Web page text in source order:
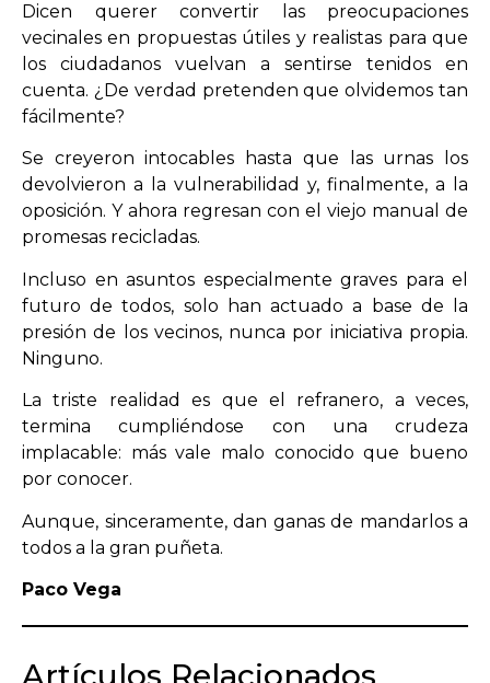
Dicen querer convertir las preocupaciones
vecinales en propuestas útiles y realistas para que
los ciudadanos vuelvan a sentirse tenidos en
cuenta. ¿De verdad pretenden que olvidemos tan
fácilmente?
Se creyeron intocables hasta que las urnas los
devolvieron a la vulnerabilidad y, finalmente, a la
oposición. Y ahora regresan con el viejo manual de
promesas recicladas.
Incluso en asuntos especialmente graves para el
futuro de todos, solo han actuado a base de la
presión de los vecinos, nunca por iniciativa propia.
Ninguno.
La triste realidad es que el refranero, a veces,
termina cumpliéndose con una crudeza
implacable: más vale malo conocido que bueno
por conocer.
Aunque, sinceramente, dan ganas de mandarlos a
todos a la gran puñeta.
Paco Vega
Artículos Relacionados